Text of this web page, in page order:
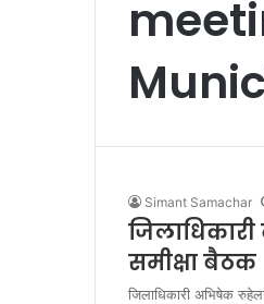
Simant Samachar
समीक्षा बैठक
जिलाधिकारी अभिषेक